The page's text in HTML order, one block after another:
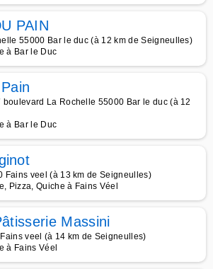
PAIN
55000 Bar le duc (à 12 km de Seigneulles)
à Bar le Duc
boulevard La Rochelle 55000 Bar le duc (à 12
à Bar le Duc
Fains veel (à 13 km de Seigneulles)
Pizza, Quiche à Fains Véel
Massini
veel (à 14 km de Seigneulles)
à Fains Véel